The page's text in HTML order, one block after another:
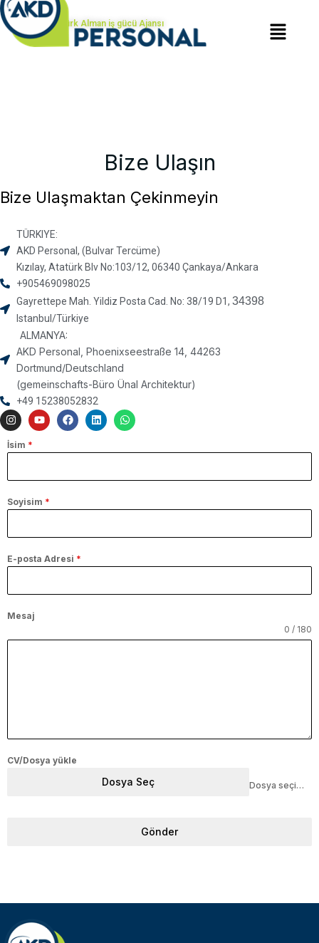
Türk Alman iş gücü Ajansı
Bize Ulaşın
Bize Ulaşmaktan Çekinmeyin
TÜRKIYE:
AKD Personal, (Bulvar Tercüme)
Kızılay, Atatürk Blv No:103/12, 06340 Çankaya/Ankara
+905469098025
Gayrettepe Mah. Yildiz Posta Cad. No: 38/19 D1, 34398
Istanbul/Türkiye
ALMANYA:
AKD Personal, Phoenixseestraße 14, 44263
Dortmund/Deutschland
(gemeinschafts-Büro Ünal Architektur)
+49 15238052832
İsim *
Soyisim *
E-posta Adresi *
Mesaj
0 / 180
CV/Dosya yükle
Dosya Seç Dosya seçilmedi
Gönder